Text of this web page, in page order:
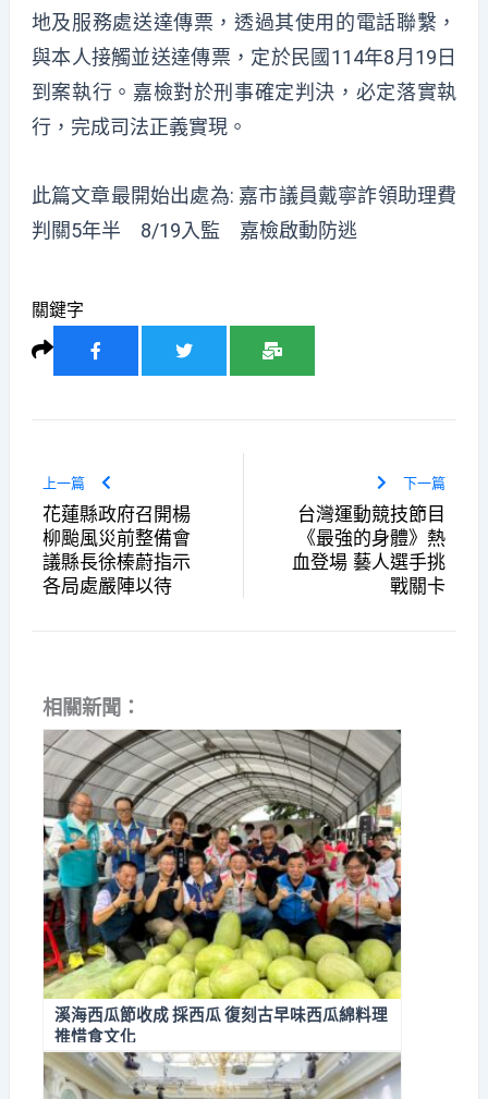
地及服務處送達傳票，透過其使用的電話聯繫，
與本人接觸並送達傳票，定於民國114年8月19日
到案執行。嘉檢對於刑事確定判決，必定落實執
行，完成司法正義實現。
此篇文章最開始出處為: 嘉市議員戴寧詐領助理費
判關5年半 8/19入監 嘉檢啟動防逃
關鍵字
上一篇
花蓮縣政府召開楊
柳颱風災前整備會
議縣長徐榛蔚指示
各局處嚴陣以待
下一篇
台灣運動競技節目
《最強的身體》熱
血登場 藝人選手挑
戰關卡
相關新聞：
溪海西瓜節收成 採西瓜 復刻古早味西瓜綿料理
推惜食文化